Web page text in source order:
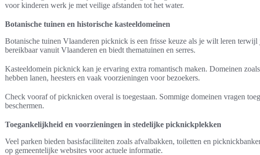
voor kinderen werk je met veilige afstanden tot het water.
Botanische tuinen en historische kasteeldomeinen
Botanische tuinen Vlaanderen picknick is een frisse keuze als je wilt leren terwijl
bereikbaar vanuit Vlaanderen en biedt thematuinen en serres.
Kasteeldomein picknick kan je ervaring extra romantisch maken. Domeinen
hebben lanen, heesters en vaak voorzieningen voor bezoekers.
Check vooraf of picknicken overal is toegestaan. Sommige domeinen vragen
beschermen.
Toegankelijkheid en voorzieningen in stedelijke picknickplekken
Veel parken bieden basisfaciliteiten zoals afvalbakken, toiletten en
op gemeentelijke websites voor actuele informatie.